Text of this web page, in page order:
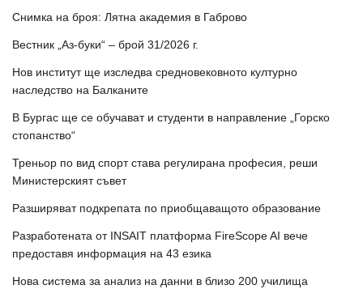
Снимка на броя: Лятна академия в Габрово
Вестник „Аз-буки“ – брой 31/2026 г.
Нов институт ще изследва средновековното културно
наследство на Балканите
В Бургас ще се обучават и студенти в направление „Горско
стопанство“
Треньор по вид спорт става регулирана професия, реши
Министерският съвет
Разширяват подкрепата по приобщаващото образование
Разработената от INSAIT платформа FireScope AI вече
предоставя информация на 43 езика
Нова система за анализ на данни в близо 200 училища